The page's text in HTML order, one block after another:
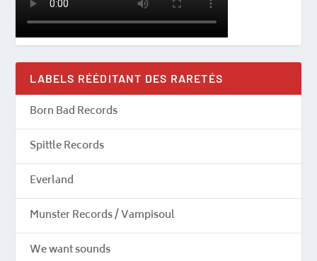
LABELS RÉÉDITANT DES RARETÉS
Born Bad Records
Spittle Records
Everland
Munster Records / Vampisoul
We want sounds